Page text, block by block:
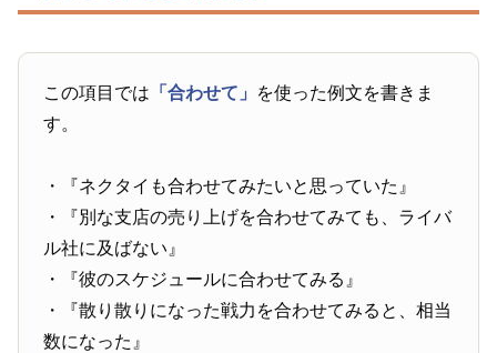
この項目では 「合わせて」 を使った例文を書きま
す。
・『ネクタイも合わせてみたいと思っていた』
・『別な支店の売り上げを合わせてみても、ライバ
ル社に及ばない』
・『彼のスケジュールに合わせてみる』
・『散り散りになった戦力を合わせてみると、相当
数になった』